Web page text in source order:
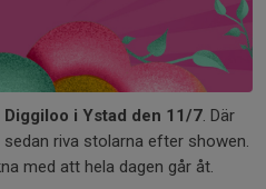
Diggiloo i Ystad den 11/7. Där
riva stolarna efter showen.
med att hela dagen går åt.